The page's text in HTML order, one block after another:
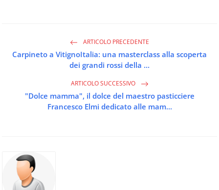
ARTICOLO PRECEDENTE
Carpineto a VitignoItalia: una masterclass alla scoperta
dei grandi rossi della ...
ARTICOLO SUCCESSIVO
"Dolce mamma", il dolce del maestro pasticciere
Francesco Elmi dedicato alle mam...